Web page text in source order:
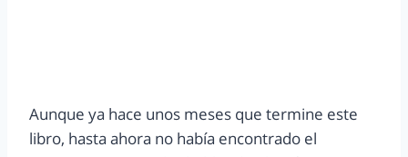
Aunque ya hace unos meses que termine este
libro, hasta ahora no había encontrado el